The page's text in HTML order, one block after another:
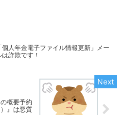
個人年金電子ファイル情報更新」メー
は詐欺です！
概要予約
』は悪質